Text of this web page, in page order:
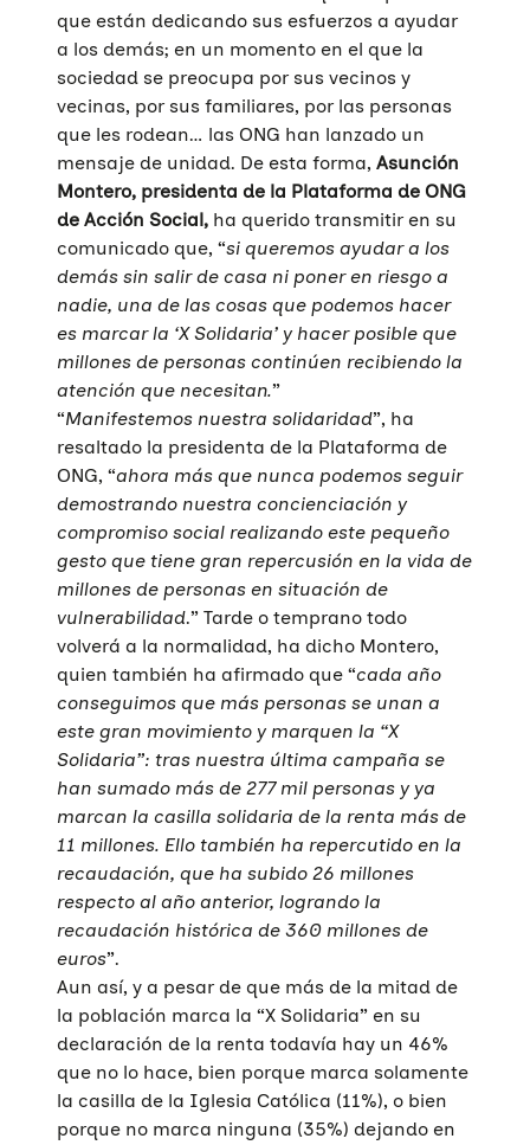
que están dedicando sus esfuerzos a ayudar
a los demás; en un momento en el que la
sociedad se preocupa por sus vecinos y
vecinas, por sus familiares, por las personas
que les rodean… las ONG han lanzado un
mensaje de unidad. De esta forma, Asunción
Montero, presidenta de la Plataforma de ONG
de Acción Social, ha querido transmitir en su
comunicado que, “si queremos ayudar a los
demás sin salir de casa ni poner en riesgo a
nadie, una de las cosas que podemos hacer
es marcar la ‘X Solidaria’ y hacer posible que
millones de personas continúen recibiendo la
atención que necesitan.”
“Manifestemos nuestra solidaridad”, ha
resaltado la presidenta de la Plataforma de
ONG, “ahora más que nunca podemos seguir
demostrando nuestra concienciación y
compromiso social realizando este pequeño
gesto que tiene gran repercusión en la vida de
millones de personas en situación de
vulnerabilidad.” Tarde o temprano todo
volverá a la normalidad, ha dicho Montero,
quien también ha afirmado que “cada año
conseguimos que más personas se unan a
este gran movimiento y marquen la “X
Solidaria”: tras nuestra última campaña se
han sumado más de 277 mil personas y ya
marcan la casilla solidaria de la renta más de
11 millones. Ello también ha repercutido en la
recaudación, que ha subido 26 millones
respecto al año anterior, logrando la
recaudación histórica de 360 millones de
euros”.
Aun así, y a pesar de que más de la mitad de
la población marca la “X Solidaria” en su
declaración de la renta todavía hay un 46%
que no lo hace, bien porque marca solamente
la casilla de la Iglesia Católica (11%), o bien
porque no marca ninguna (35%) dejando en